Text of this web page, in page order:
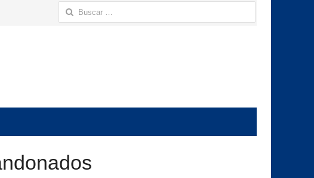
Buscar: